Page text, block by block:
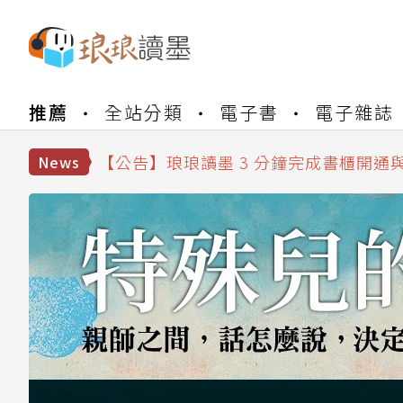
推薦 全站分類 電子書 電子雜誌
News
【公告】琅琅書店服務升級重要說明及
【公告】琅琅讀墨書櫃開通常見問題
【公告】琅琅書店服務升級重要說明及